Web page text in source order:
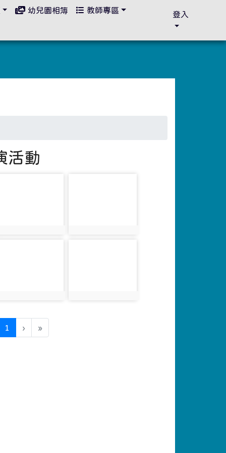
活動
1 (current)
› »
幼兒園相簿 教師專區 登入